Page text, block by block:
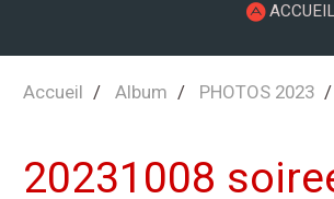
Accueil Album PHOTOS 2023
20231008